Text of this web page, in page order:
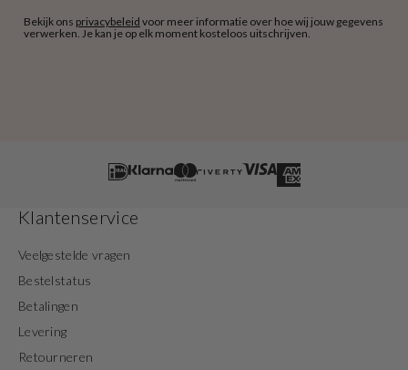
Bekijk ons privacybeleid voor meer informatie over hoe wij jouw gegevens
verwerken. Je kan je op elk moment kosteloos uitschrijven.
Klantenservice
Veelgestelde vragen
Bestelstatus
Betalingen
Levering
Retourneren